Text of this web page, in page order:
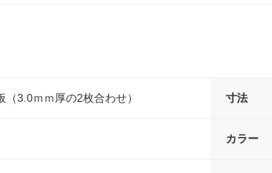
（3.0ｍｍ厚の2枚合わせ） 寸法
カラー